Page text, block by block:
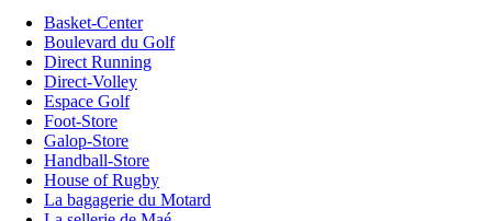
Basket-Center
Boulevard du Golf
Direct Running
Direct-Volley
Espace Golf
Foot-Store
Galop-Store
Handball-Store
House of Rugby
La bagagerie du Motard